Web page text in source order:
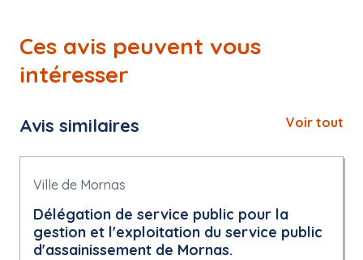
Ces avis peuvent vous
intéresser
Avis similaires Voir tout
Ville de Mornas
Délégation de service public pour la
gestion et l'exploitation du service public
d'assainissement de Mornas.